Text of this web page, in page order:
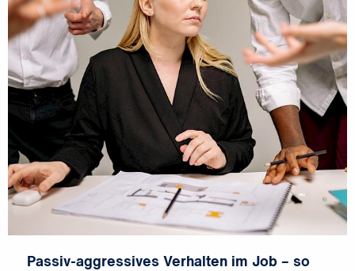
Passiv-aggressives Verhalten im Job – so